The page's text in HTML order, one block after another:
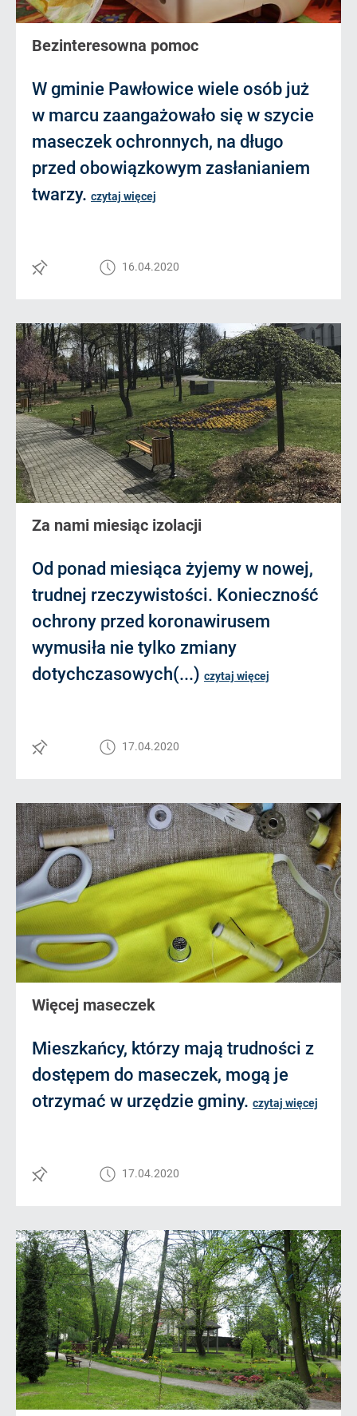
Bezinteresowna pomoc
W gminie Pawłowice wiele osób już
w marcu zaangażowało się w szycie
maseczek ochronnych, na długo
przed obowiązkowym zasłanianiem
twarzy. czytaj więcej
16.04.2020
Za nami miesiąc izolacji
Od ponad miesiąca żyjemy w nowej,
trudnej rzeczywistości. Konieczność
ochrony przed koronawirusem
wymusiła nie tylko zmiany
dotychczasowych(...) czytaj więcej
17.04.2020
Więcej maseczek
Mieszkańcy, którzy mają trudności z
dostępem do maseczek, mogą je
otrzymać w urzędzie gminy. czytaj więcej
17.04.2020